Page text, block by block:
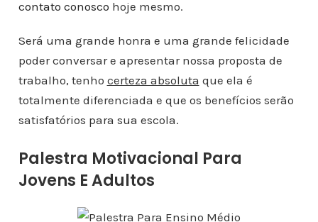
contato conosco hoje mesmo.
Será uma grande honra e uma grande felicidade
poder conversar e apresentar nossa proposta de
trabalho, tenho certeza absoluta que ela é
totalmente diferenciada e que os benefícios serão
satisfatórios para sua escola.
Palestra Motivacional Para
Jovens E Adultos